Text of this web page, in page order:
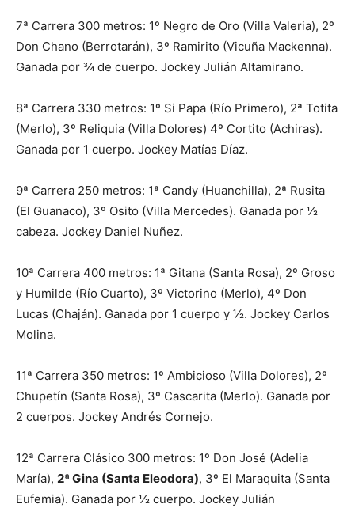
7ª Carrera 300 metros: 1º Negro de Oro (Villa Valeria), 2º
Don Chano (Berrotarán), 3º Ramirito (Vicuña Mackenna).
Ganada por ¾ de cuerpo. Jockey Julián Altamirano.
8ª Carrera 330 metros: 1º Si Papa (Río Primero), 2ª Totita
(Merlo), 3º Reliquia (Villa Dolores) 4º Cortito (Achiras).
Ganada por 1 cuerpo. Jockey Matías Díaz.
9ª Carrera 250 metros: 1ª Candy (Huanchilla), 2ª Rusita
(El Guanaco), 3º Osito (Villa Mercedes). Ganada por ½
cabeza. Jockey Daniel Nuñez.
10ª Carrera 400 metros: 1ª Gitana (Santa Rosa), 2º Groso
y Humilde (Río Cuarto), 3º Victorino (Merlo), 4º Don
Lucas (Chaján). Ganada por 1 cuerpo y ½. Jockey Carlos
Molina.
11ª Carrera 350 metros: 1º Ambicioso (Villa Dolores), 2º
Chupetín (Santa Rosa), 3º Cascarita (Merlo). Ganada por
2 cuerpos. Jockey Andrés Cornejo.
12ª Carrera Clásico 300 metros: 1º Don José (Adelia
María), 2ª Gina (Santa Eleodora), 3º El Maraquita (Santa
Eufemia). Ganada por ½ cuerpo. Jockey Julián